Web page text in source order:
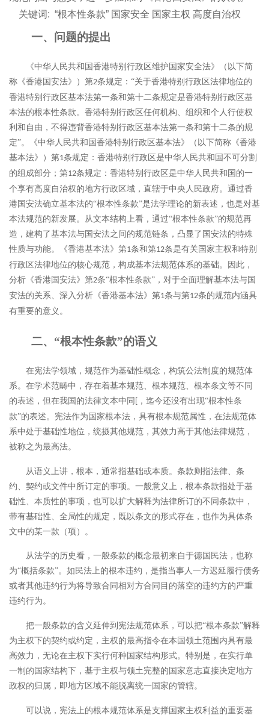
关键词: “根本性条款” 国家安全 国家主权 高度自治权
一、问题的提出
《中华人民共和国香港特别行政区维护国家安全法》（以下简
称《香港国安法》）第2条规定：“关于香港特别行政区法律地位的
香港特别行政区基本法第一条和第十二条规定是香港特别行政区基
本法的根本性条款。香港特别行政区任何机构、组织和个人行使权
利和自由，不得违背香港特别行政区基本法第一条和第十二条的规
定”。《中华人民共和国香港特别行政区基本法》（以下简称《香港
基本法》）第1条规定：香港特别行政区是中华人民共和国不可分割
的组成部分；第12条规定：香港特别行政区是中华人民共和国的一
个享有高度自治权的地方行政区域，直辖于中央人民政府。通过香
港国安法确立基本法的“根本性条款”是法学理论的新表述，也是对基
本法规范的新发展。从文本结构上看，通过“根本性条款”的规范再
造，建构了基本法与国安法之间的规范链条，凸显了国安法的特殊
性质与功能。《香港基本法》第1条和第12条是有关国家主权和特别
行政区法律地位的核心规范，构成基本法规范体系的基础。因此，
分析《香港国安法》第2条“根本性条款”，对于全面理解基本法与国
安法的关系、深入分析《香港基本法》第1条与第12条的规范内涵具
有重要的意义。
二、 “根本性条款”的语义
在宪法学领域，规范作为基础性概念，构筑公法制度的规范体
系。在学术范畴中，存在着基本规范、根本规范、根本条文等不同
的表述，但在我国的法律文本中同
，迄今还没有出现“根本性条
款”的表述。宪法作为国家根本法，具有根本规范属性，在法规范体
系中处于基础性地位，统摄其他规范，其效力高于其他法律规范，
被称之为最高法。
从语义上讲，根本，通常指基础或本质。条款则指法律、条
约、契约或文件中所订定的事项。一般意义上，根本条款指处于基
础性、本质性的事项，也可以扩大解释为法律所订的不同条款中，
带有基础性、全局性的规定，既以条文的形式存在，也作为具体条
文中的某一款（项）。
从法学的历史看，一般条款的概念最初来自于德国民法，也称
为“概括条款”。如民法上的根本违约，是指当事人一方迟延履行债务
或者其他违约行为将导致合同相对方合同目的落空的违约方的严重
违约行为。
把一般条款的含义延伸到宪法规范体系，可以把“根本条款”解释
为主权下的契约或约定，主权的最高指令在本国领土范围内具有最
高效力，无论在主权下实行何种国家结构形式。特别是，在实行单
一制的国家结构下，基于主权与领土完整的国家意志直接决定地方
政权的归属，即地方区域不能脱离统一国家的管辖。
可以说，宪法上的根本规范体系是支撑国家主权利益的重要基